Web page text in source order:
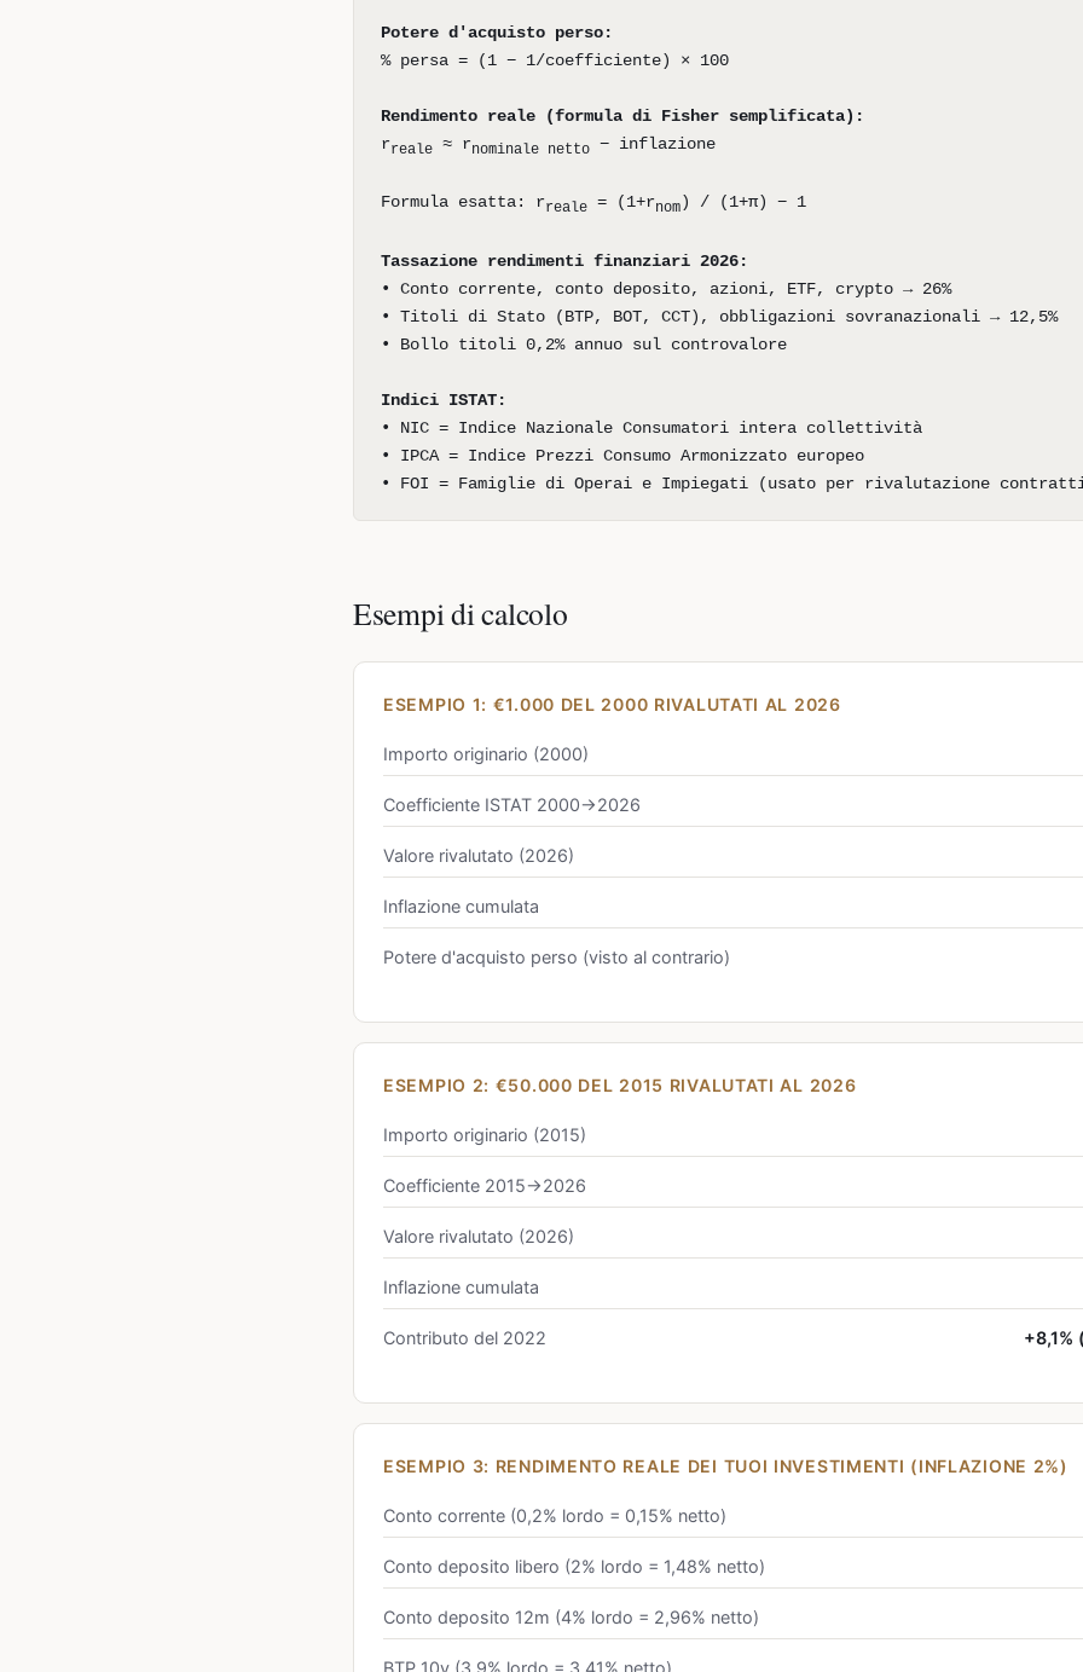
Potere d'acquisto perso:
% persa = (1 − 1/coefficiente) × 100
Rendimento reale (formula di Fisher semplificata):
rreale ≈ rnominale netto − inflazione
Formula esatta: rreale = (1+rnom) / (1+π) − 1
Tassazione rendimenti finanziari 2026:
• Conto corrente, conto deposito, azioni, ETF, crypto → 26%
• Titoli di Stato (BTP, BOT, CCT), obbligazioni sovranazionali → 12,5%
• Bollo titoli 0,2% annuo sul controvalore
Indici ISTAT:
• NIC = Indice Nazionale Consumatori intera collettività
• IPCA = Indice Prezzi Consumo Armonizzato europeo
• FOI = Famiglie di Operai e Impiegati (usato per rivalutazione
Esempi di calcolo
ESEMPIO 1: €1.000 DEL 2000 RIVALUTATI AL 2026
Importo originario (2000)
Coefficiente ISTAT 2000→2026
Valore rivalutato (2026)
Inflazione cumulata
Potere d'acquisto perso (visto al contrario)
ESEMPIO 2: €50.000 DEL 2015 RIVALUTATI AL 2026
Importo originario (2015)
Coefficiente 2015→2026
Valore rivalutato (2026)
Inflazione cumulata
Contributo del 2022
ESEMPIO 3: RENDIMENTO REALE DEI TUOI INVESTIMENTI (INFLAZIONE 2%)
Conto corrente (0,2% lordo = 0,15% netto)
Conto deposito libero (2% lordo = 1,48% netto)
Conto deposito 12m (4% lordo = 2,96% netto)